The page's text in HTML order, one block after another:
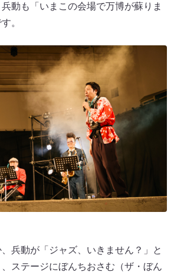
動も「いまこの会場で万博が蘇りま
。
兵動が「ジャズ、いきません？」と
ステージにぼんちおさむ（ザ・ぼん